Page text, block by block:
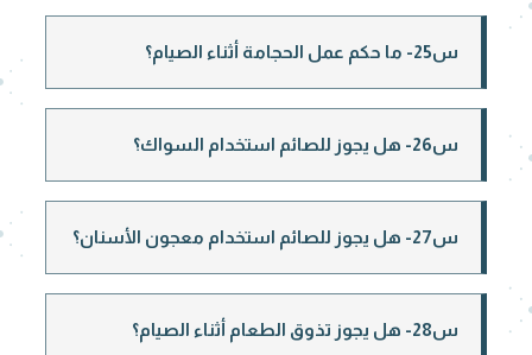
س25- ما حكم عمل الحجامة أثناء الصيام؟
س26- هل يجوز للصائم استخدام السواك؟
س27- هل يجوز للصائم استخدام معجون الأسنان؟
س28- هل يجوز تذوق الطعام أثناء الصيام؟